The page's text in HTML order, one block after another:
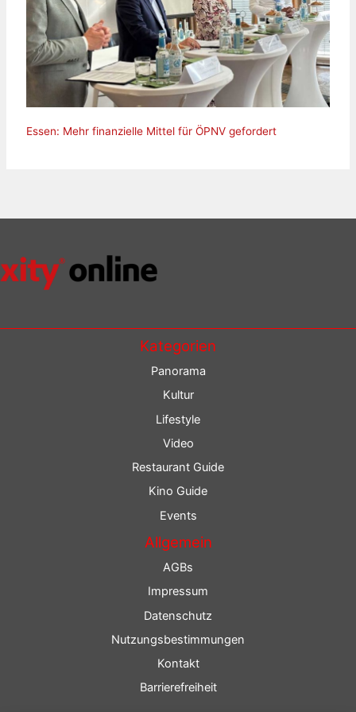
Essen: Mehr finanzielle Mittel für ÖPNV gefordert
Kategorien
Panorama
Kultur
Lifestyle
Video
Restaurant Guide
Kino Guide
Events
Allgemein
AGBs
Impressum
Datenschutz
Nutzungsbestimmungen
Kontakt
Barrierefreiheit